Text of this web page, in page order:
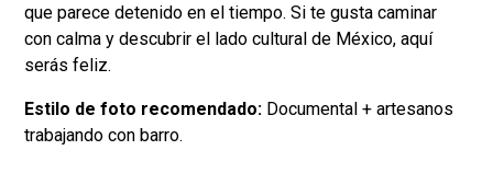
que parece detenido en el tiempo. Si te gusta caminar
con calma y descubrir el lado cultural de México, aquí
serás feliz.
Estilo de foto recomendado: Documental + artesanos
trabajando con barro.